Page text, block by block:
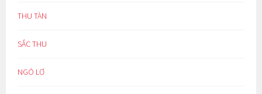
THU TÀN
SẮC THU
NGÓ LƠ